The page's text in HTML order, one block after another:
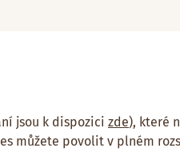
jsou k dispozici zde), které
můžete povolit v plném